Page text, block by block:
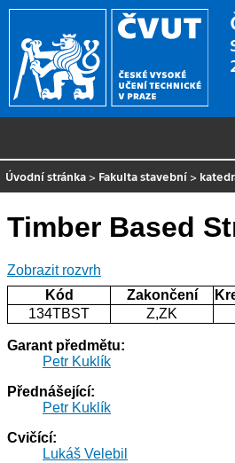
Úvodní stránka > Fakulta stavební >
Timber Based
Zobrazit rozvrh
Kód
Zakončení
134TBST
Z,ZK
Garant předmětu:
Petr Kuklík
Přednášející:
Petr Kuklík
Cvičící:
Lukáš Velebil